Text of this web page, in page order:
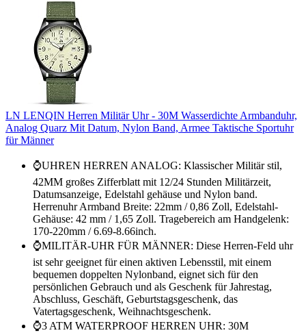
LN LENQIN Herren Militär Uhr - 30M Wasserdichte Armbanduhr,
Analog Quarz Mit Datum, Nylon Band, Armee Taktische Sportuhr
für Männer
⌚UHREN HERREN ANALOG: Klassischer Militär stil,
42MM großes Zifferblatt mit 12/24 Stunden Militärzeit,
Datumsanzeige, Edelstahl gehäuse und Nylon band.
Herrenuhr Armband Breite: 22mm / 0,86 Zoll, Edelstahl-
Gehäuse: 42 mm / 1,65 Zoll. Tragebereich am Handgelenk:
170-220mm / 6.69-8.66inch.
⌚MILITÄR-UHR FÜR MÄNNER: Diese Herren-Feld uhr
ist sehr geeignet für einen aktiven Lebensstil, mit einem
bequemen doppelten Nylonband, eignet sich für den
persönlichen Gebrauch und als Geschenk für Jahrestag,
Abschluss, Geschäft, Geburtstagsgeschenk, das
Vatertagsgeschenk, Weihnachtsgeschenk.
⌚3 ATM WATERPROOF HERREN UHR: 30M